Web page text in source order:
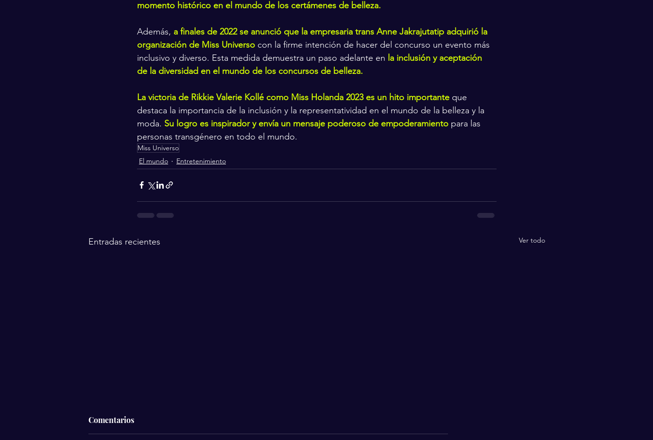
momento histórico en el mundo de los certámenes de belleza.
Además, a finales de 2022 se anunció que la empresaria trans Anne Jakrajutatip adquirió la
organización de Miss Universo con la firme intención de hacer del concurso un evento más
inclusivo y diverso. Esta medida demuestra un paso adelante en la inclusión y aceptación
de la diversidad en el mundo de los concursos de belleza.
La victoria de Rikkie Valerie Kollé como Miss Holanda 2023 es un hito importante que
destaca la importancia de la inclusión y la representatividad en el mundo de la belleza y la
moda. Su logro es inspirador y envía un mensaje poderoso de empoderamiento para las
personas transgénero en todo el mundo.
Miss Universo
El mundo
Entretenimiento
Entradas recientes Ver todo
Comentarios